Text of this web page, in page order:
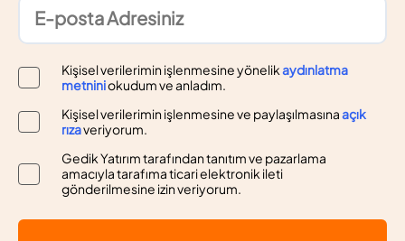
Kişisel verilerimin işlenmesine yönelikaydınlatma
metniniokudum ve anladım.
Kişisel verilerimin işlenmesine ve paylaşılmasınaaçık
rızaveriyorum.
Gedik Yatırım tarafından tanıtım ve pazarlama
amacıyla tarafıma ticari elektronik ileti
gönderilmesine izin veriyorum.